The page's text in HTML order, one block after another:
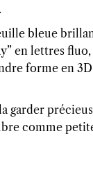
bleue
en lettres
forme en
garder
comme